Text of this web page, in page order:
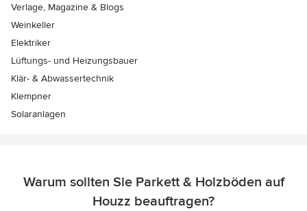
Verlage, Magazine & Blogs
Weinkeller
Elektriker
Lüftungs- und Heizungsbauer
Klär- & Abwassertechnik
Klempner
Solaranlagen
Warum sollten Sie Parkett & Holzböden auf
Houzz beauftragen?